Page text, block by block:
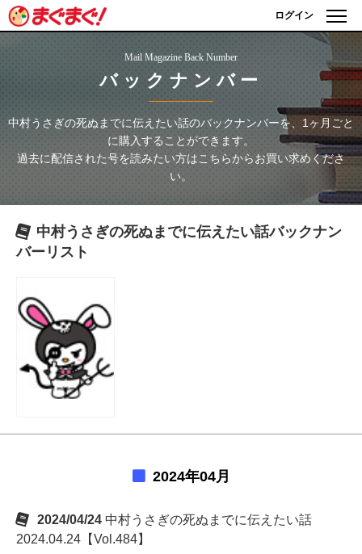
ログイン
Mail Magazine Back Number
バックナンバー
中村うさぎの死ぬまでに伝えたい話のバックナンバーを、1ヶ月ごと
に購入することができます。
過去に配信された号を読みたい方はこちらからお買い求めくださ
い。
中村うさぎの死ぬまでに伝えたい話バックナン
バーリスト
2024年04月
2024/04/24 中村うさぎの死ぬまでに伝えたい話
2024.04.24【Vol.484】